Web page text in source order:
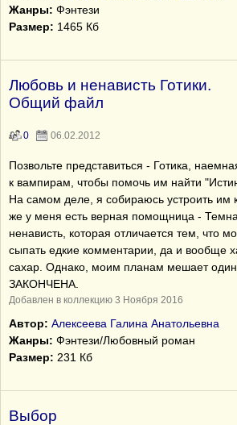
Жанры: Фэнтези
Размер: 1465 Кб
Любовь и ненависть Готики.
Общий файл
0 06.02.2012
Позвольте представиться - Готика,
к вампирам, чтобы помочь им найти
На самом деле, я собираюсь устроить им
же у меня есть верная помощница -
ненависть, которая отличается тем, что
сыпать едкие комментарии, да и вообще
сахар. Однако, моим планам мешает
ЗАКОНЧЕНА.
Добавлен в коллекцию 3 Ноября 2016
Автор: Алексеева Галина Анатольевна
Жанры: Фэнтези/Любовный роман
Размер: 231 Кб
Выбор